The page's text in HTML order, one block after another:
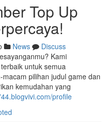
Top Up
News
Discuss
Kami
untuk semua
pilihan judul game dan
kemudahan yang
profile